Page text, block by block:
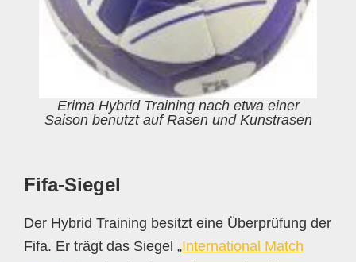
Erima Hybrid Training nach etwa einer
Saison benutzt auf Rasen und Kunstrasen
Fifa-Siegel
Der Hybrid Training besitzt eine Überprüfung der
Fifa. Er trägt das Siegel „International Match